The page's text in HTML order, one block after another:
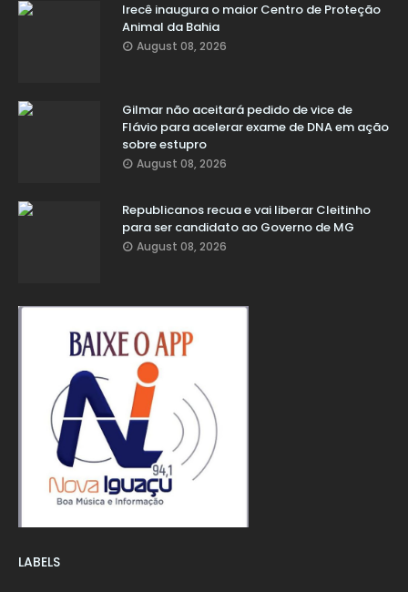
Irecê inaugura o maior Centro de Proteção
Animal da Bahia
August 08, 2026
Gilmar não aceitará pedido de vice de
Flávio para acelerar exame de DNA em ação
sobre estupro
August 08, 2026
Republicanos recua e vai liberar Cleitinho
para ser candidato ao Governo de MG
August 08, 2026
LABELS